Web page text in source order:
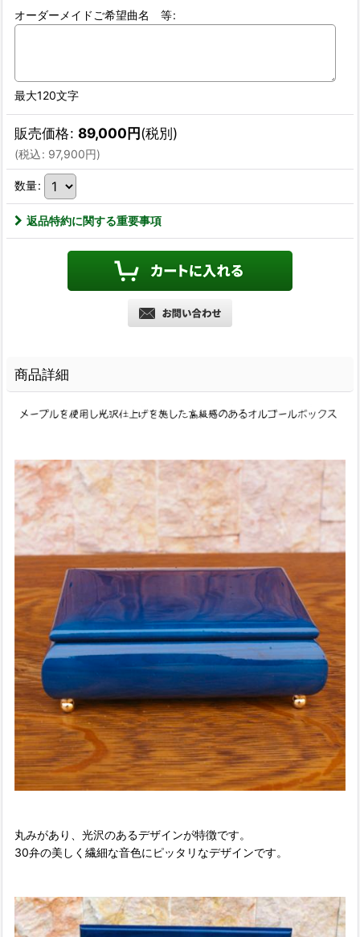
オーダーメイドご希望曲名 等:
最大120文字
販売価格: 89,000円(税別)
(税込: 97,900円)
数量:
返品特約に関する重要事項
商品詳細
丸みがあり、光沢のあるデザインが特徴です。
30弁の美しく繊細な音色にピッタリなデザインです。